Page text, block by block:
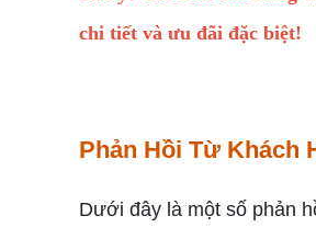
chi tiết và ưu đãi đặc biệt!
Phản Hồi Từ Khách
Dưới đây là một số phản